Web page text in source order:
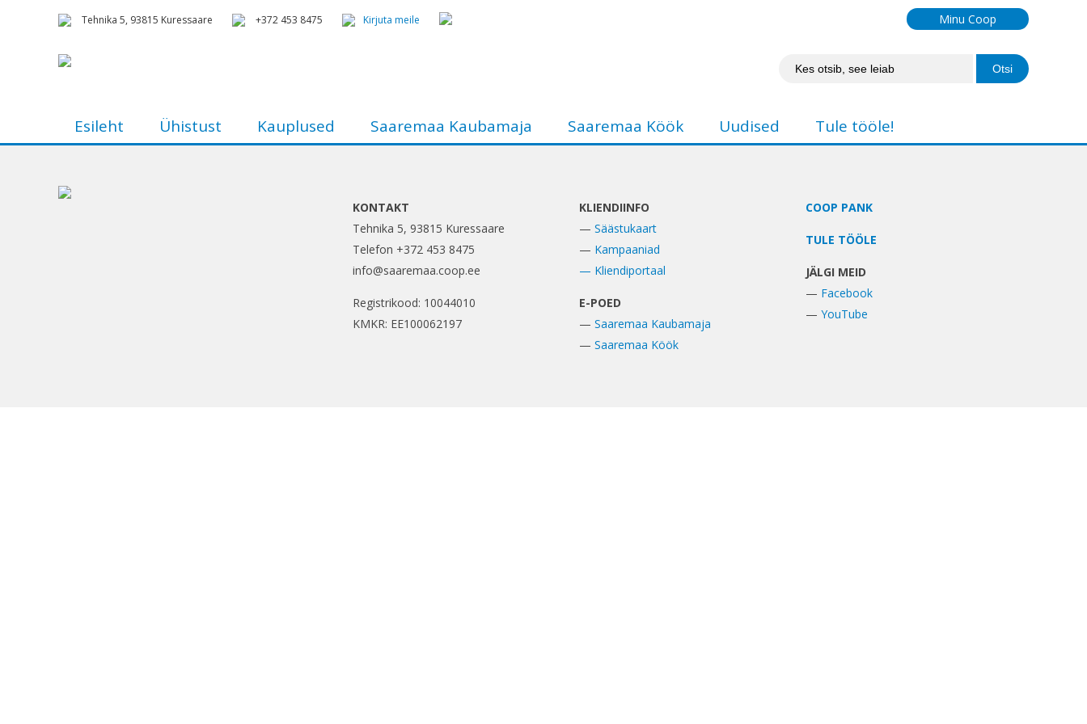
Tehnika 5, 93815 Kuressaare +372 453 8475 Kirjuta meile Minu Coop
Esileht Ühistust Kauplused Saaremaa Kaubamaja Saaremaa Köök Uudised Tule tööle!
KONTAKT
Tehnika 5, 93815 Kuressaare
Telefon +372 453 8475
info@saaremaa.coop.ee
Registrikood: 10044010
KMKR: EE100062197
KLIENDIINFO
— Säästukaart
— Kampaaniad
— Kliendiportaal
E-POED
— Saaremaa Kaubamaja
— Saaremaa Köök
COOP PANK
TULE TÖÖLE
JÄLGI MEID
— Facebook
— YouTube